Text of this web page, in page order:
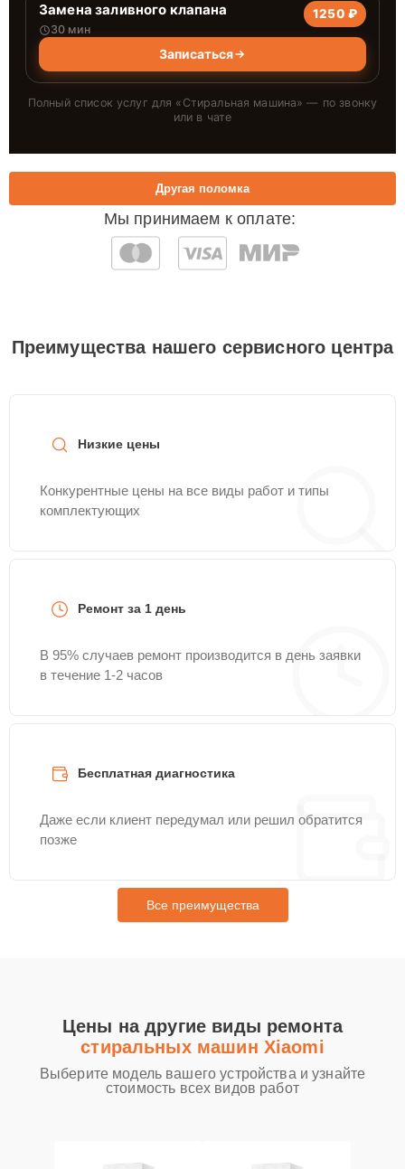
Замена заливного клапана
30 мин
1250 ₽
Записаться
Полный список услуг для « Стиральная машина» — по звонку
или в чате
Мы принимаем к оплате:
Другая поломка
Преимущества нашего сервисного центра
Низкие цены
Конкурентные цены на все виды работ и типы
комплектующих
Ремонт за 1 день
В 95% случаев ремонт производится в день заявки
в течение 1-2 часов
Бесплатная диагностика
Даже если клиент передумал или решил обратится
позже
Все преимущества
Цены на другие виды ремонта
стиральных машин Xiaomi
Выберите модель вашего устройства и узнайте
стоимость всех видов работ